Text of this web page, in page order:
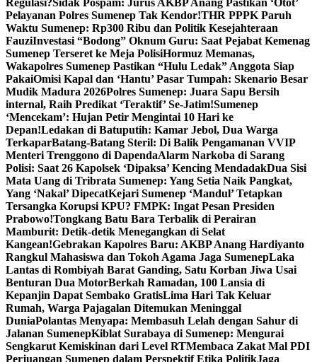
Regulasi?Sidak Pospam: Jurus AKBP Anang Pastikan ‘Otot’
Pelayanan Polres Sumenep Tak Kendor!THR PPPK Paruh
Waktu Sumenep: Rp300 Ribu dan Politik Kesejahteraan
FauziInvestasi “Bodong” Oknum Guru: Saat Pejabat Kemenag
Sumenep Terseret ke Meja PolisiHormuz Memanas,
Wakapolres Sumenep Pastikan “Hulu Ledak” Anggota Siap
PakaiOmisi Kapal dan ‘Hantu’ Pasar Tumpah: Skenario Besar
Mudik Madura 2026Polres Sumenep: Juara Sapu Bersih
internal, Raih Predikat ‘Teraktif’ Se-Jatim!Sumenep
‘Mencekam’: Hujan Petir Mengintai 10 Hari ke
Depan!Ledakan di Batuputih: Kamar Jebol, Dua Warga
TerkaparBatang-Batang Steril: Di Balik Pengamanan VVIP
Menteri Trenggono di DapendaAlarm Narkoba di Sarang
Polisi: Saat 26 Kapolsek ‘Dipaksa’ Kencing MendadakDua Sisi
Mata Uang di Tribrata Sumenep: Yang Setia Naik Pangkat,
Yang ‘Nakal’ DipecatKejari Sumenep ‘Mandul’ Tetapkan
Tersangka Korupsi KPU? FMPK: Ingat Pesan Presiden
Prabowo!Tongkang Batu Bara Terbalik di Perairan
Mamburit: Detik-detik Menegangkan di Selat
Kangean!Gebrakan Kapolres Baru: AKBP Anang Hardiyanto
Rangkul Mahasiswa dan Tokoh Agama Jaga SumenepLaka
Lantas di Rombiyah Barat Ganding, Satu Korban Jiwa Usai
Benturan Dua MotorBerkah Ramadan, 100 Lansia di
Kepanjin Dapat Sembako GratisLima Hari Tak Keluar
Rumah, Warga Pajagalan Ditemukan Meninggal
DuniaPolantas Menyapa: Membasuh Lelah dengan Sahur di
Jalanan SumenepKiblat Surabaya di Sumenep: Mengurai
Sengkarut Kemiskinan dari Level RTMembaca Zakat Mal PDI
Perjuangan Sumenep dalam Perspektif Etika PolitikJaga